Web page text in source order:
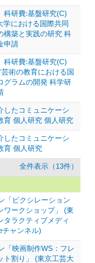
科研費:基盤研究(C)
学における国際共同
構築と実践の研究 科
申請
科研費:基盤研究(C)
術の教育における国
グラムの開発 科学研
したコミュニケーシ
育 個人研究 個人研究
したコミュニケーシ
育 個人研究
全件表示（13件）
「ピクシレーション
ワークショップ」 (東
タラクティブメディ
チャンネル)
「映画制作WS：フレ
ト割り」 (東京工芸大